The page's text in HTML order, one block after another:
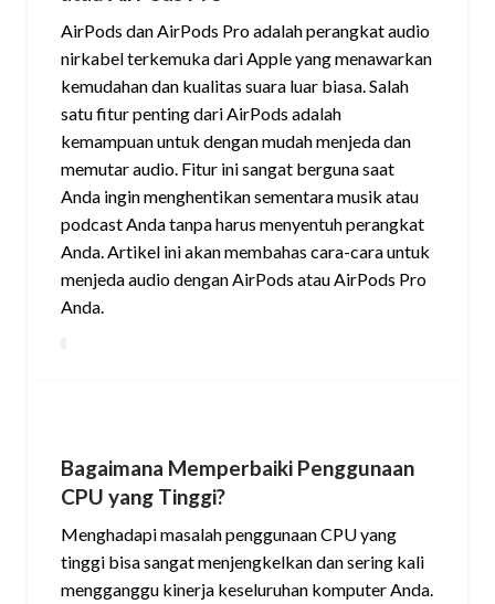
AirPods dan AirPods Pro adalah perangkat audio
nirkabel terkemuka dari Apple yang menawarkan
kemudahan dan kualitas suara luar biasa. Salah
satu fitur penting dari AirPods adalah
kemampuan untuk dengan mudah menjeda dan
memutar audio. Fitur ini sangat berguna saat
Anda ingin menghentikan sementara musik atau
podcast Anda tanpa harus menyentuh perangkat
Anda. Artikel ini akan membahas cara-cara untuk
menjeda audio dengan AirPods atau AirPods Pro
Anda.
Bagaimana Memperbaiki Penggunaan
CPU yang Tinggi?
Menghadapi masalah penggunaan CPU yang
tinggi bisa sangat menjengkelkan dan sering kali
mengganggu kinerja keseluruhan komputer Anda.